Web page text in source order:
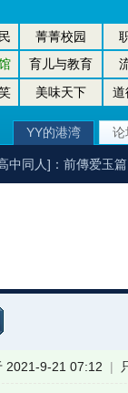
菁菁校园
育儿与教育
美味天下
道
YY的港湾 论
中同人]：前傳爱玉
2021-9-21 07:12 |